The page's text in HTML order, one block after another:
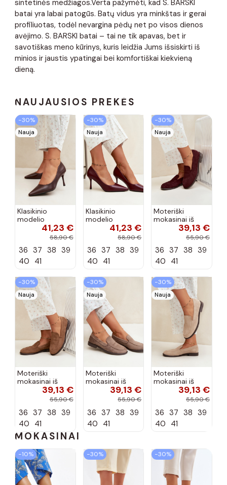
sintetinės medžiagos.Verta pažymėti, kad S. BARSKI
batai yra labai patogūs. Batų vidus yra minkštas ir gerai
profiliuotas, todėl nevargina pėdų net po visos dienos
avėjimo. S. BARSKI batai – tai ne tik apavas, bet ir
savotiškas meno kūrinys, kuris leidžia Jums išsiskirti iš
minios ir jaustis ypatingai bei komfortiškai kiekvieną
dieną.
NAUJAUSIOS PREKĖS
−30%
Nauja
Klasikinio
modelio
aukštakulniai
šokolado
spalvos Nesha
41,23 €
58,90 €
36 37 38 39
40 41
−30%
Nauja
Klasikinio
modelio
aukštakulniai
bordo spalvos
Nesha
41,23 €
58,90 €
36 37 38 39
40 41
−30%
Nauja
Moteriški
mokasinai iš
dirbtinės
zomšos, bordo
39,13 €
55,90 €
36 37 38 39
40 41
−30%
Nauja
Moteriški
mokasinai iš
dirbtinės
zomšos, rudos
39,13 €
55,90 €
36 37 38 39
40 41
−30%
Nauja
Moteriški
mokasinai iš
dirbtinės
zomšos, molio
39,13 €
55,90 €
36 37 38 39
40 41
−30%
Nauja
Moteriški
mokasinai iš
dirbtinės
zomšos, smėlio
39,13 €
55,90 €
36 37 38 39
40 41
MOKASINAI
−10% −30% −30%